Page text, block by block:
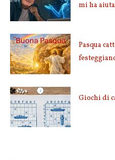
mi ha
Pasqua
Giochi di